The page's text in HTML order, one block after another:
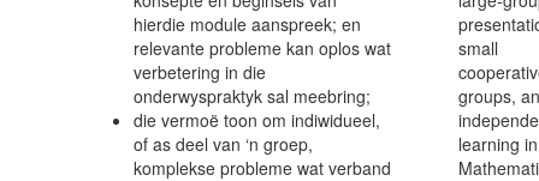
hierdie module aanspreek; en
relevante probleme kan oplos wat
verbetering in die
onderwyspraktyk sal meebring;
die vermoë toon om indiwidueel,
of as deel van ‘n groep,
komplekse probleme wat verband
small
groups,
learning in